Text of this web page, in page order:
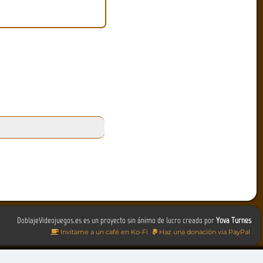
DoblajeVideojuegos.es es un proyecto sin ánimo de lucro creado porYova Turnes
Invítame a un café en Ko-Fi Haz una donación vía PayPal